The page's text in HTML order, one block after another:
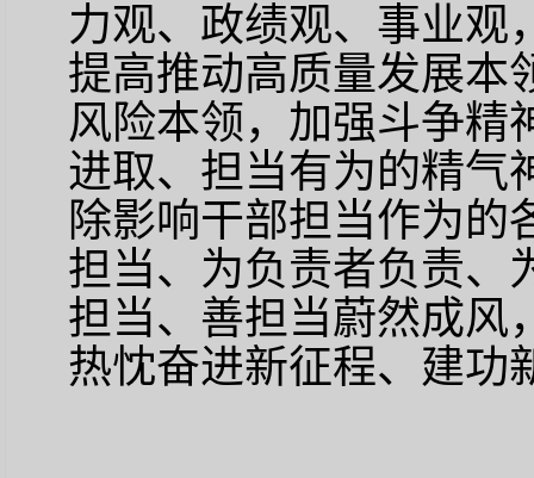
力观、政绩观、事业观
提高推动高质量发展本
风险本领，加强斗争精
进取、担当有为的精气
除影响干部担当作为的
担当、为负责者负责、
担当、善担当蔚然成风
热忱奋进新征程、建功